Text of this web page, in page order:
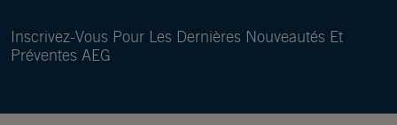
Inscrivez-Vous Pour Les Dernières Nouveautés Et
Préventes AEG